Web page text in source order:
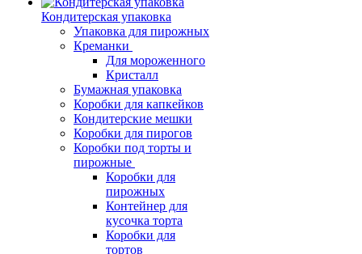
Кондитерская упаковка
Упаковка для пирожных
Креманки
Для мороженного
Кристалл
Бумажная упаковка
Коробки для капкейков
Кондитерские мешки
Коробки для пирогов
Коробки под торты и
пирожные
Коробки для
пирожных
Контейнер для
кусочка торта
Коробки для
тортов